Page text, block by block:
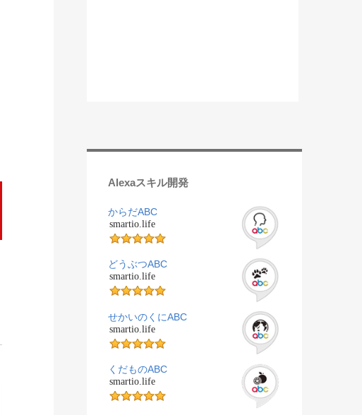
Alexaスキル開発
からだABC
smartio.life
どうぶつABC
smartio.life
せかいのくにABC
smartio.life
くだものABC
smartio.life